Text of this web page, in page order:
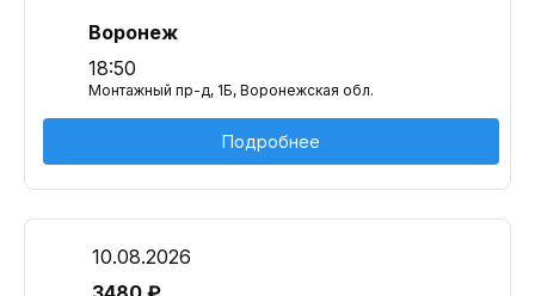
Воронеж
18:50
Монтажный пр-д, 1Б, Воронежская обл.
Подробнее
10.08.2026